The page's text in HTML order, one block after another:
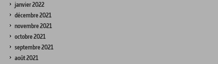
janvier 2022
décembre 2021
novembre 2021
octobre 2021
septembre 2021
août 2021